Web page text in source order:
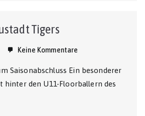
Tigers
Keine Kommentare
Saisonabschluss Ein besonderer
hinter den U11-Floorballern des